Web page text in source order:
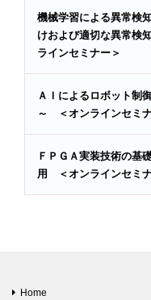
機械学習による異常検
けおよび適切な異常
ラインセミナー＞
ＡＩによるロボット制
～ ＜オンラインセミ
ＦＰＧＡ実装技術の基
用 ＜オンラインセミ
Home